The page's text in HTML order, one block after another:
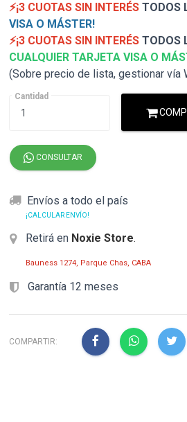
⚡¡3 CUOTAS SIN INTERÉS TODOS
VISA O MÁSTER!
⚡¡3 CUOTAS SIN INTERÉS TODOS
CUALQUIER TARJETA VISA O
(Sobre precio de lista, gestionar vía
Cantidad
CONSULTAR
Envíos a todo el país
¡CALCULAR ENVÍO!
Retirá en Noxie Store.
Bauness 1274, Parque Chas, CABA
Garantía 12 meses
COMPARTIR: